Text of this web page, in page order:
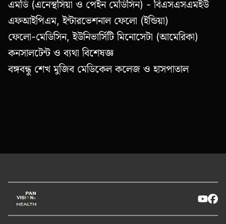
এমডি (এনেস্থসিয়া ও পেইন মেডিসিন) - বিএসএসএমইউ
এফআইপিএম, ইন্টারভেশনাল ফেলো (ইন্ডিয়া)
ফেলো-মেডিসিন, ইউনিভার্সিটি মিনোসেটা (আমেরিকা)
কনসালটেন্ট ও ব্যথা বিশেষজ্ঞ
বঙ্গবন্ধু শেখ মুজিব মেডিকেল কলেজ ও হাসপাতাল